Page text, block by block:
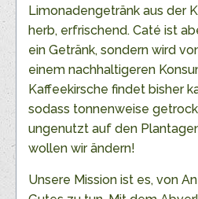
Limonadengetränk aus der
herb, erfrischend. Caté ist
ein Getränk, sondern wird
einem nachhaltigeren
Kaffeekirsche findet bisher
sodass tonnenweise
ungenutzt auf den
wollen wir ändern!
Unsere Mission ist es, von